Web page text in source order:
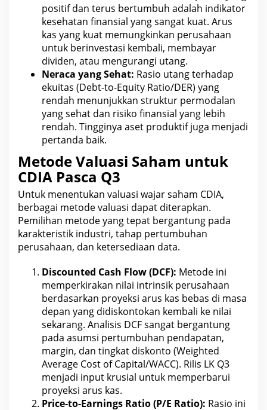
positif dan terus bertumbuh adalah indikator
kesehatan finansial yang sangat kuat. Arus
kas yang kuat memungkinkan perusahaan
untuk berinvestasi kembali, membayar
dividen, atau mengurangi utang.
Neraca yang Sehat: Rasio utang terhadap
ekuitas (Debt-to-Equity Ratio/DER) yang
rendah menunjukkan struktur permodalan
yangsehat dan risiko finansial yang lebih
rendah. Tingginya aset produktif juga menjadi
pertanda baik.
Metode Valuasi Saham untuk
CDIA Pasca Q3
Untuk menentukan valuasi wajarsaham CDIA,
berbagai metode valuasi dapat diterapkan.
Pemilihan metode yang tepat bergantung pada
karakteristik industri, tahap pertumbuhan
perusahaan, dan ketersediaan data.
Discounted Cash Flow(DCF): Metode ini
memperkirakan nilai intrinsik perusahaan
berdasarkan proyeksi arus kas bebas di masa
depan yang didiskontokan kembali ke nilai
sekarang. Analisis DCF sangat bergantung
pada asumsi pertumbuhan pendapatan,
margin, dan tingkat diskonto (Weighted
Average Cost of Capital/WACC). Rilis LK Q3
menjadi input krusial untuk memperbarui
proyeksi arus kas.
Price-to-Earnings Ratio (P/E Ratio): Rasio ini